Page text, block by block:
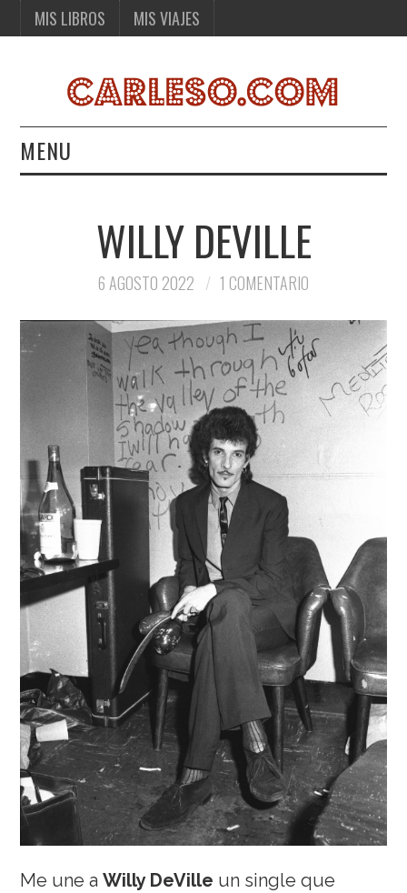
MIS LIBROS MIS VIAJES
MENU
MIS VIAJESWILLY DEVILLE
6 AGOSTO 2022 1 COMENTARIO
Me une aWilly DeVille un single que